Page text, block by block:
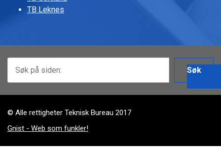
TB Leknes
Søk
© Alle rettigheter Teknisk Bureau 2017
Gnist - Web som funkler!